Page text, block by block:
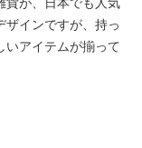
ザインですが、持っ
いアイテムが揃って